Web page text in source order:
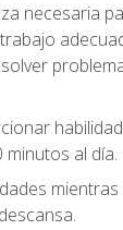
necesaria
al día.